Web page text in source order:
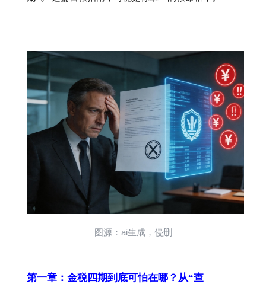
图源： ai生成，侵删
第一章：金税四期到底可怕在哪？从“查